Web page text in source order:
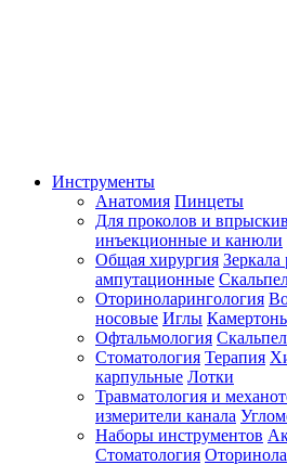
Инструменты
Анатомия Пинцеты
Для проколов и
инъекционные и канюли
Общая хирургия Зеркала
ампутационные
Оториноларингология
носовые Иглы
Офтальмология
Стоматология Терапия
карпульные Лотки
Травматология и
измерители канала
Наборы инструментов
Стоматология